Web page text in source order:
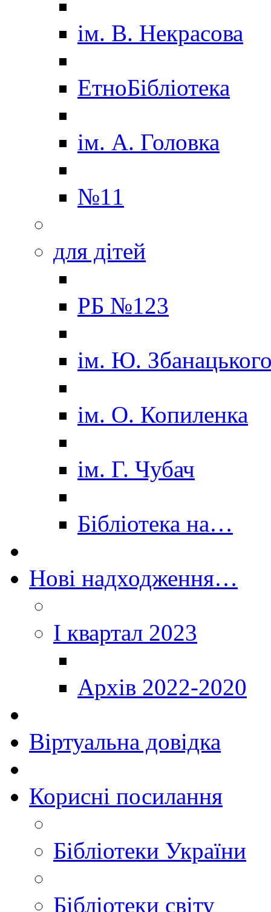
ім. В. Некрасова
ЕтноБібліотека
ім. А. Головка
№11
для дітей
РБ №123
ім. Ю.
ім. О. Копиленка
ім. Г. Чубач
Бібліотека на…
Нові надходження…
I квартал 2023
Архів 2022-2020
Віртуальна довідка
Корисні посилання
Бібліотеки України
Бібліотеки світу